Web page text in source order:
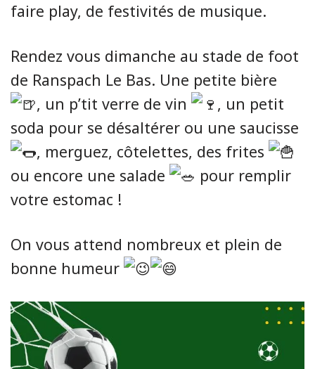
faire play, de festivités de musique.
Rendez vous dimanche au stade de foot
de Ranspach Le Bas. Une petite bière
, un p’tit verre de vin
, un petit
soda pour se désaltérer ou une saucisse
, merguez, côtelettes, des frites
ou encore une salade
pour remplir
votre estomac !
On vous attend nombreux et plein de
bonne humeur